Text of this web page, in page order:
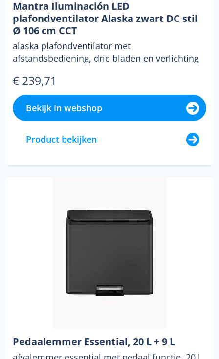
Mantra Iluminación LED
plafondventilator Alaska zwart DC stil
Ø 106 cm CCT
alaska plafondventilator met
afstandsbediening, drie bladen en verlichting
€ 239,71
Bekijk in webshop
Product bekijken
Pedaalemmer Essential, 20 L + 9 L